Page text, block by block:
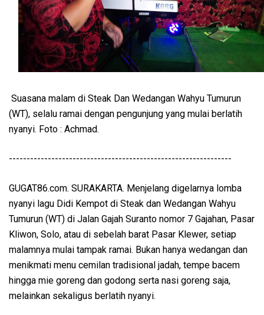
Suasana malam di Steak Dan Wedangan Wahyu Tumurun
(WT), selalu ramai dengan pengunjung yang mulai berlatih
nyanyi. Foto : Achmad.
---------------------------------------------------------------
GUGAT86.com. SURAKARTA. Menjelang digelarnya lomba
nyanyi lagu Didi Kempot di Steak dan Wedangan Wahyu
Tumurun (WT) di Jalan Gajah Suranto nomor 7 Gajahan, Pasar
Kliwon, Solo, atau di sebelah barat Pasar Klewer, setiap
malamnya mulai tampak ramai. Bukan hanya wedangan dan
menikmati menu cemilan tradisional jadah, tempe bacem
hingga mie goreng dan godong serta nasi goreng saja,
melainkan sekaligus berlatih nyanyi.